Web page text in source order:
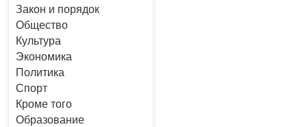
Закон и порядок
Общество
Культура
Экономика
Политика
Спорт
Кроме того
Образование